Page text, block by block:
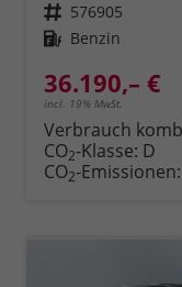
Fahrzeugnr. 576905
Kraftstoff Benzin
36.190,– €
incl. 19% MwSt.
Verbrauch
CO2-Klasse: D
CO2-Emissionen: